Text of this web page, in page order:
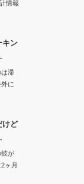
情報
キン
滞
に
けど
が
ヶ月